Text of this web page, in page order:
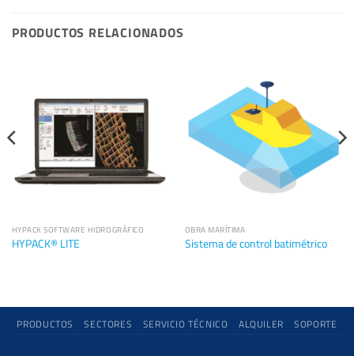
PRODUCTOS RELACIONADOS
HYPACK SOFTWARE HIDROGRÁFICO
HYPACK® LITE
OBRA MARÍTIMA
Sistema de control batimétrico
PRODUCTOS SECTORES SERVICIO TÉCNICO ALQUILER SOPORTE